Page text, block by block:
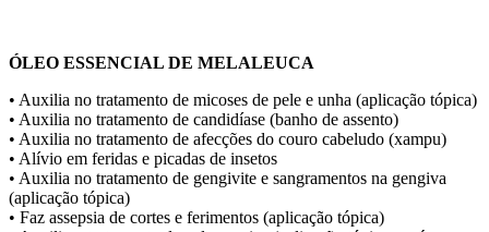
ÓLEO ESSENCIAL DE MELALEUCA
• Auxilia no tratamento de micoses de pele e unha (aplicação tópica)
• Auxilia no tratamento de candidíase (banho de assento)
• Auxilia no tratamento de afecções do couro cabeludo (xampu)
• Alívio em feridas e picadas de insetos
• Auxilia no tratamento de gengivite e sangramentos na gengiva
(aplicação tópica)
• Faz assepsia de cortes e ferimentos (aplicação tópica)